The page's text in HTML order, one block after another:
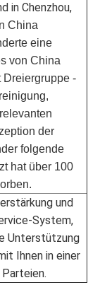
in Chenzhou,
China
eine
von China
Dreiergruppe -
der
folgende
hat über 100
und
System,
Unterstützung
Ihnen in einer